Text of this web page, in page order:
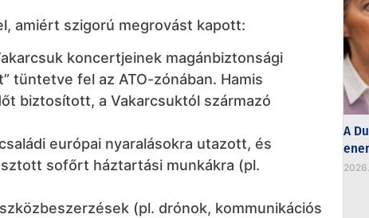
amiért szigorú megrovást kapott:
koncertjeinek magánbiztonsági
tüntetve fel az ATO-zónában. Hamis
biztosított, a Vakarcsuktól származó
európai nyaralásokra utazott, és
sofőrt háztartási munkákra (pl.
(pl. drónok, kommunikációs
A